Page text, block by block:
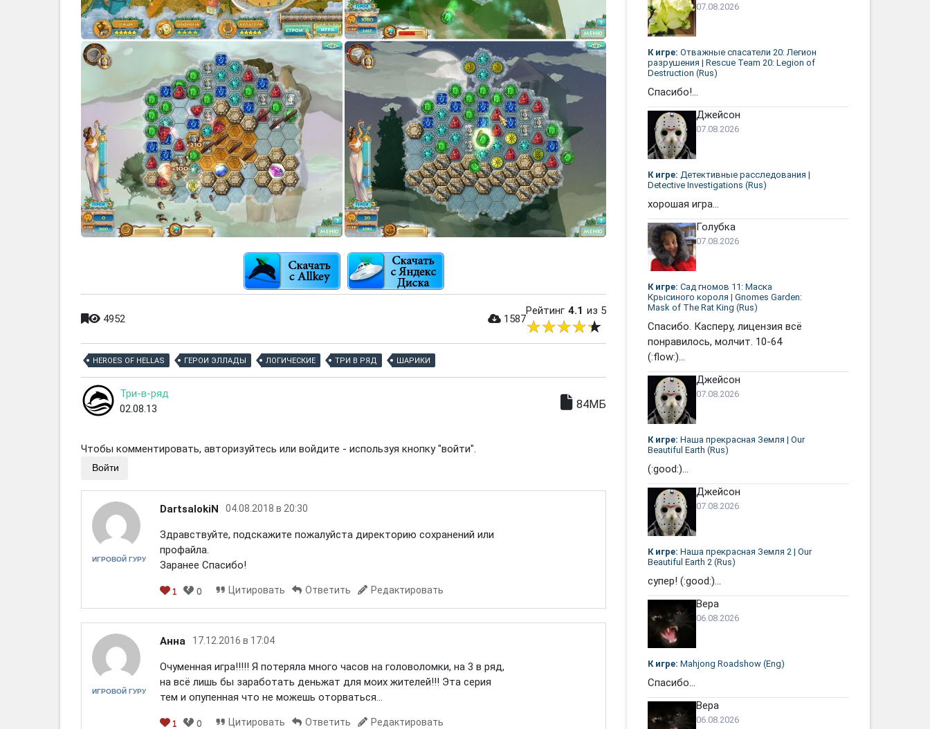
4952 1587
Рейтинг 4.1 из 5
HEROES OF HELLAS ГЕРОИ ЭЛЛАДЫ ЛОГИЧЕСКИЕ ТРИ В РЯД ШАРИКИ
Три-в-ряд
02.08.13
84МБ
Чтобы комментировать, авторизуйтесь или войдите - используя кнопку "войти".
Войти
ИГРОВОЙ ГУРУ
DartsalokiN 04.08.2018 в 20:30
Здравствуйте, подскажите пожалуйста директорию сохранений или
профайла.
Заранее Спасибо!
1 0 Цитировать Ответить Редактировать
ИГРОВОЙ ГУРУ
Анна 17.12.2016 в 17:04
Очуменная игра!!!!! Я потеряла много часов на головоломки, на 3 в ряд,
на всё лишь бы заработать деньжат для моих жителей!!! Эта серия
тем и опупенная что не можешь оторваться...
1 0 Цитировать Ответить Редактировать
07.08.2026
К игре: Отважные спасатели 20: Легион
разрушения | Rescue Team 20: Legion of
Destruction (Rus)
Спасибо!...
Джейсон
07.08.2026
К игре: Детективные расследования |
Detective Investigations (Rus)
хорошая игра...
Голубка
07.08.2026
К игре: Сад гномов 11: Маска
Крысиного короля | Gnomes Garden:
Mask of The Rat King (Rus)
Спасибо. Касперу, лицензия всё
понравилось, молчит. 10-64
(:flow:)...
Джейсон
07.08.2026
К игре: Наша прекрасная Земля | Our
Beautiful Earth (Rus)
(:good:)...
Джейсон
07.08.2026
К игре: Наша прекрасная Земля 2 | Our
Beautiful Earth 2 (Rus)
супер! (:good:)...
Вера
06.08.2026
К игре: Mahjong Roadshow (Eng)
Спасибо...
Вера
06.08.2026